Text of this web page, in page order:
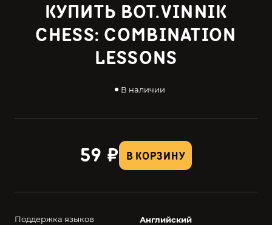
КУПИТЬ BOT.VINNIK
CHESS: COMBINATION
LESSONS
В наличии
В КОРЗИНУ
59 ₽
Поддержка языков Английский